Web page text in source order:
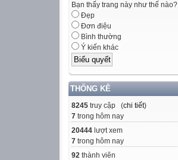
Bạn thấy trang này như thế nào?
Đẹp
Đơn điệu
Bình thường
Ý kiến khác
THỐNG KÊ
8245 truy cập (chi tiết)
7 trong hôm nay
20444 lượt xem
7 trong hôm nay
92 thành viên